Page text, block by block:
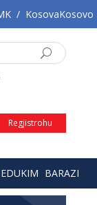
/ KosovaKosovo
Regjistrohu
EDUKIM BARAZI